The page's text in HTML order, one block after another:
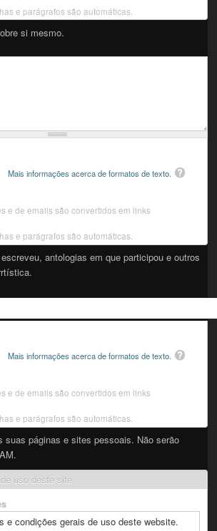
e parágrafos são automáticas.
si mesmo.
Mais informações acerca de formatos de texto.
e de emails são convertidos em links
e parágrafos são automáticas.
antologias em que participou e outros
Mais informações acerca de formatos de texto.
e de emails são convertidos em links
e parágrafos são automáticas.
suas páginas e sites pessoais. Não serão
uso deste site